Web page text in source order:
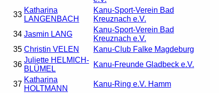
33
Katharina
LANGENBACH
Kanu-Sport-Verein Bad
Kreuznach e.V.
34 Jasmin LANG
Kanu-Sport-Verein Bad
Kreuznach e.V.
35 Christin VELEN
Kanu-Club Falke Magdeburg
36
Juliette HELMICH-
BLÜMEL
Kanu-Freunde Gladbeck e.V.
37
Katharina
HOLTMANN
Kanu-Ring e.V. Hamm